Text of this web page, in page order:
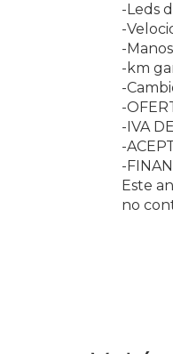
-Leds
-
-
-km
-
-
-IVA
-
-
Este
no